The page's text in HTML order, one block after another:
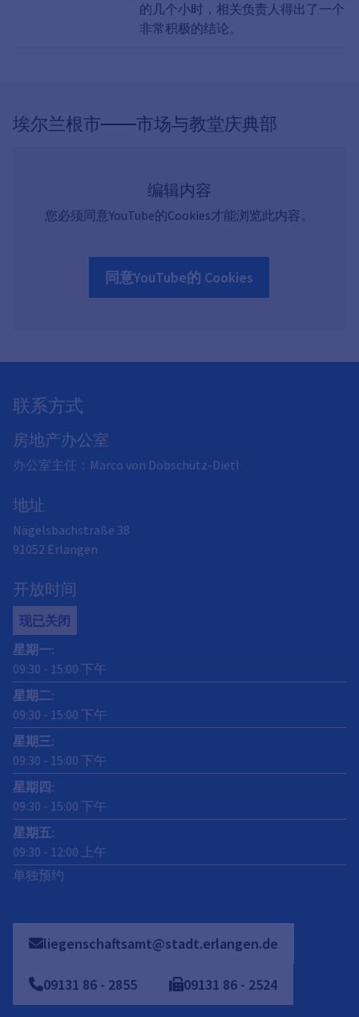
的几个小时，相关负责人得出了一个
非常积极的结论。
埃尔兰根市——市场与教堂庆典部
编辑内容
您必须同意YouTube的Cookies才能浏览此内容。
同意YouTube的 Cookies
联系方式
房地产办公室
办公室主任：Marco von Dobschütz-Dietl
地址
Nägelsbachstraße 38
91052 Erlangen
开放时间
现已关闭
星期一:
09:30 - 15:00 下午
星期二:
09:30 - 15:00 下午
星期三:
09:30 - 15:00 下午
星期四 :
09:30 - 15:00 下午
星期五:
09:30 - 12:00
上午
单独预约
liegenschaftsamt@stadt.erlangen.de
09131 86 - 2855 09131 86 - 2524